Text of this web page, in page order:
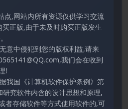
点,网站内所有资源仅供学习交流
正版,由于未及时购买正版发生
意中侵犯到您的版权利益,请来
我们会在收到
!
我国《计算机软件保护条例》第
研究软件内含的设计思想和原理,
者存储软件等方式使用软件的,可